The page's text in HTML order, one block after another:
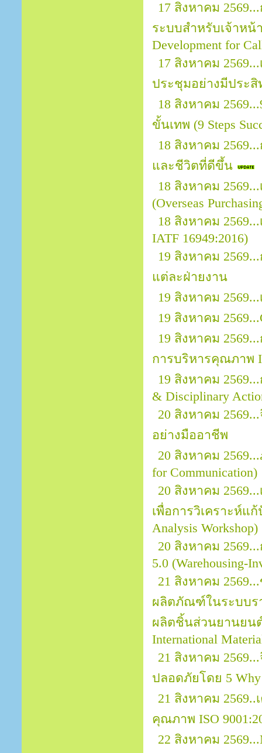
17 สิงหาคม
ระบบสำหรับเจ้าหน้า
Development for
17 สิงหาคม
ประชุมอย่างมีประ
18 สิงหาคม
ขั้นเทพ (9 Steps
18 สิงหาคม
และชีวิตที่ดีขึ้น
18 สิงหาคม
(Overseas
18 สิงหาคม
IATF 16949:2016)
19 สิงหาคม
แต่ละฝ่ายงาน
19 สิงหาคม
19 สิงหาคม
19 สิงหาคม
การบริหารคุณภาพ
19 สิงหาคม
& Disciplinary
20 สิงหาคม
อย่างมืออาชีพ
20 สิงหาคม
for Communication)
20 สิงหาคม
เพื่อการวิเคราะห์แ
Analysis Workshop)
20 สิงหาคม
5.0 (Warehousing-
21 สิงหาคม
ผลิตภัณฑ์ในระบบร
ผลิตชิ้นส่วนยานยนต์
International
21 สิงหาคม
ปลอดภัยโดย 5 Why
21 สิงหาคม
คุณภาพ ISO
22 สิงหาคม